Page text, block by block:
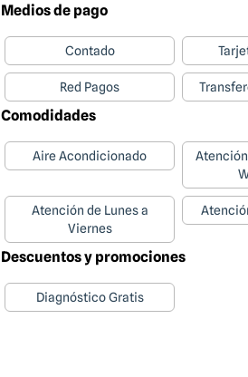
Medios de pago
Contado
Red Pagos
Comodidades
Aire Acondicionado
Atención de Lunes a
Viernes
Descuentos y promociones
Diagnóstico Gratis